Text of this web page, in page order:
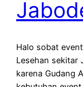
Halo sobat
Lesehan sekitar
karena Gudang